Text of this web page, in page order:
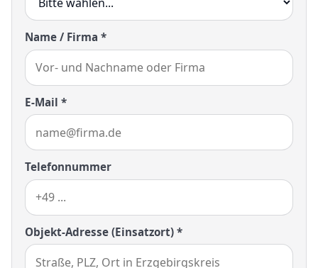
Name / Firma *
E-Mail *
Telefonnummer
Objekt-Adresse (Einsatzort) *